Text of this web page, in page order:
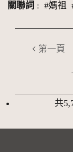
關聯詞 : #媽祖
第一頁
共